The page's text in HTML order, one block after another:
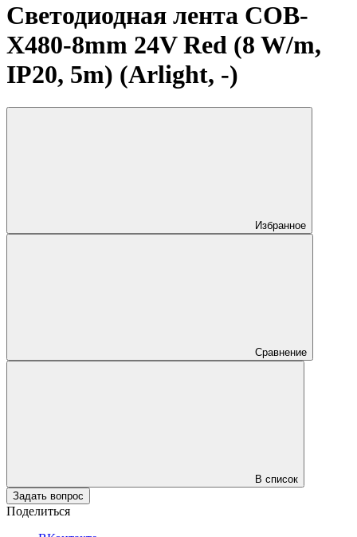
Светодиодная лента COB-
X480-8mm 24V Red (8 W/m,
IP20, 5m) (Arlight, -)
Избранное
Сравнение
В список
Задать вопрос
Поделиться